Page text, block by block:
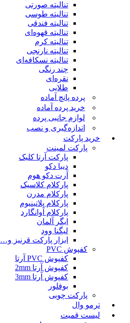
تنالیته صورتی
تنالیته طوسی
تنالیته فندقی
تنالیته قهوه‌ای
تنالیته کرم
تنالیته نارنجی
تنالیته نسکافه‌ای
چند رنگی
نقره‌ای
طلایی
پرده پانچ آماده
خرید پرده آماده
لوازم جانبی پرده
اندازه‌گیری و نصب
خرید پارکت
پارکت لمینت
پارکت آرتا کلیک
دیبا دکو
آرت دکو هوم
پارکلام کلاسیک
پارکلام مدرن
پارکلام پلاتینیوم
پارکلام آوانگارد
ایگر آلمان
لیگنا وود
ابزار پارکت قرنیز و…
کفپوش PVC
کفپوش PVC آرتا
کفپوش آرتا 2mm
کفپوش آرتا 3mm
بوفلور
پارکت چوبی
ترمو وال
لیست قمیت